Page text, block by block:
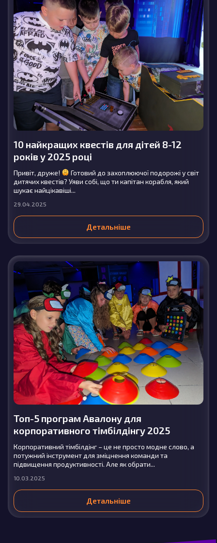
10 найкращих квестів для дітей 8-12
років у 2025 році
Привіт, друже!
Готовий до захоплюючої подорожі у світ
дитячих квестів? Уяви собі, що ти капітан корабля, який
шукає найцікавіші...
29.04.2025
Детальніше
Топ-5 програм Авалону для
корпоративного тімбілдінгу 2025
Корпоративний тімбілдінг – це не просто модне слово, а
потужний інструмент для зміцнення команди та
підвищення продуктивності. Але як обрати...
10.03.2025
Детальніше